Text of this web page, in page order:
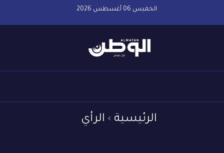
الخميس 06 أغسطس 2026
الرئيسية الرأي